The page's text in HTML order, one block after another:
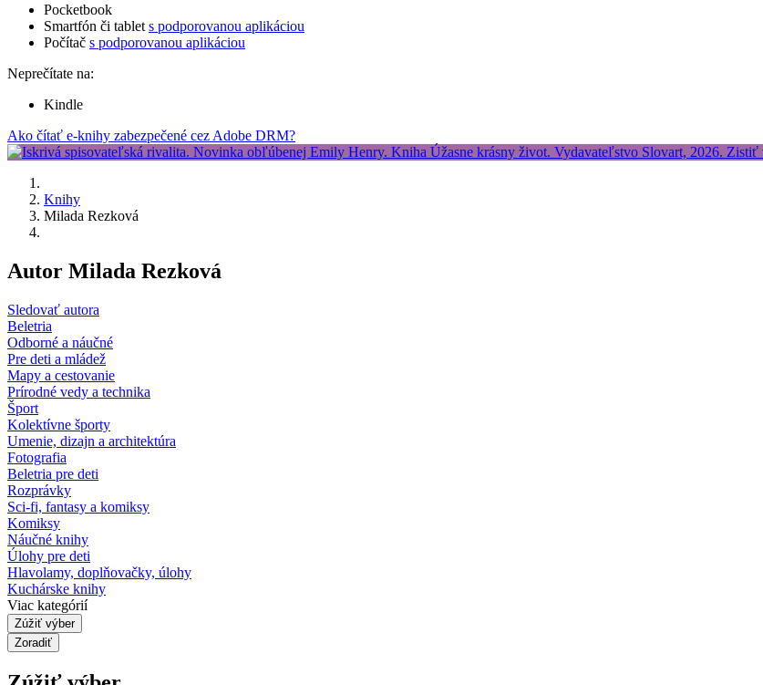
Pocketbook
Smartfón či tablet s podporovanou aplikáciou
Počítač s podporovanou aplikáciou
Neprečítate na:
Kindle
Ako čítať e-knihy zabezpečené cez Adobe DRM?
Knihy
Milada Rezková
Autor Milada Rezková
Sledovať autora
Beletria
Odborné a náučné
Pre deti a mládež
Mapy a cestovanie
Prírodné vedy a technika
Šport
Kolektívne športy
Umenie, dizajn a architektúra
Fotografia
Beletria pre deti
Rozprávky
Sci-fi, fantasy a komiksy
Komiksy
Náučné knihy
Úlohy pre deti
Hlavolamy, doplňovačky, úlohy
Kuchárske knihy
Viac kategórií
Zúžiť výber
Zoradiť